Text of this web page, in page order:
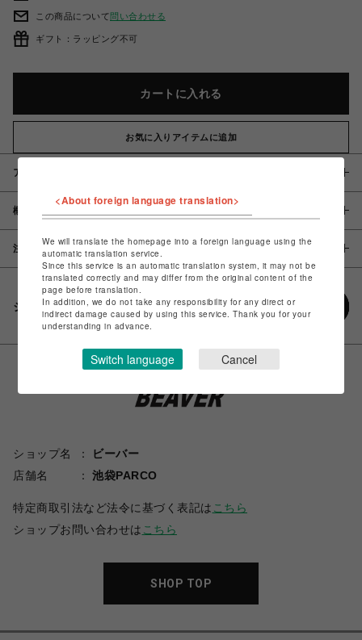
この商品について問い合わせる
ギフト：ラッピング不可
カートに入れる
お気に入りアイテムに追加
アイテム説明 / 素材
概要
注意事項
シェアする
ショップ名
ビーバー
店舗名
池袋PARCO
特定商取引法など法令に基づく表記は こちら
ショップお問い合わせは こちら
SHOP TOP
<About foreign language translation>
We will translate the homepage into a foreign language using the
automatic translation service.
Since this service is an automatic translation system, it may not be
translated correctly and may differ from the original content of the
page before translation.
In addition, we do not take any responsibility for any direct or
indirect damage caused by using this service. Thank you for your
understanding in advance.
Switch language Cancel